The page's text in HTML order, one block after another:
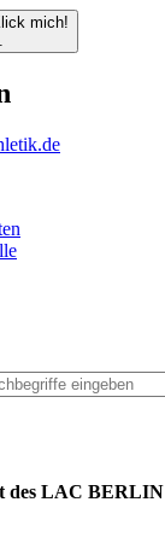
mich!
des LAC BERLIN